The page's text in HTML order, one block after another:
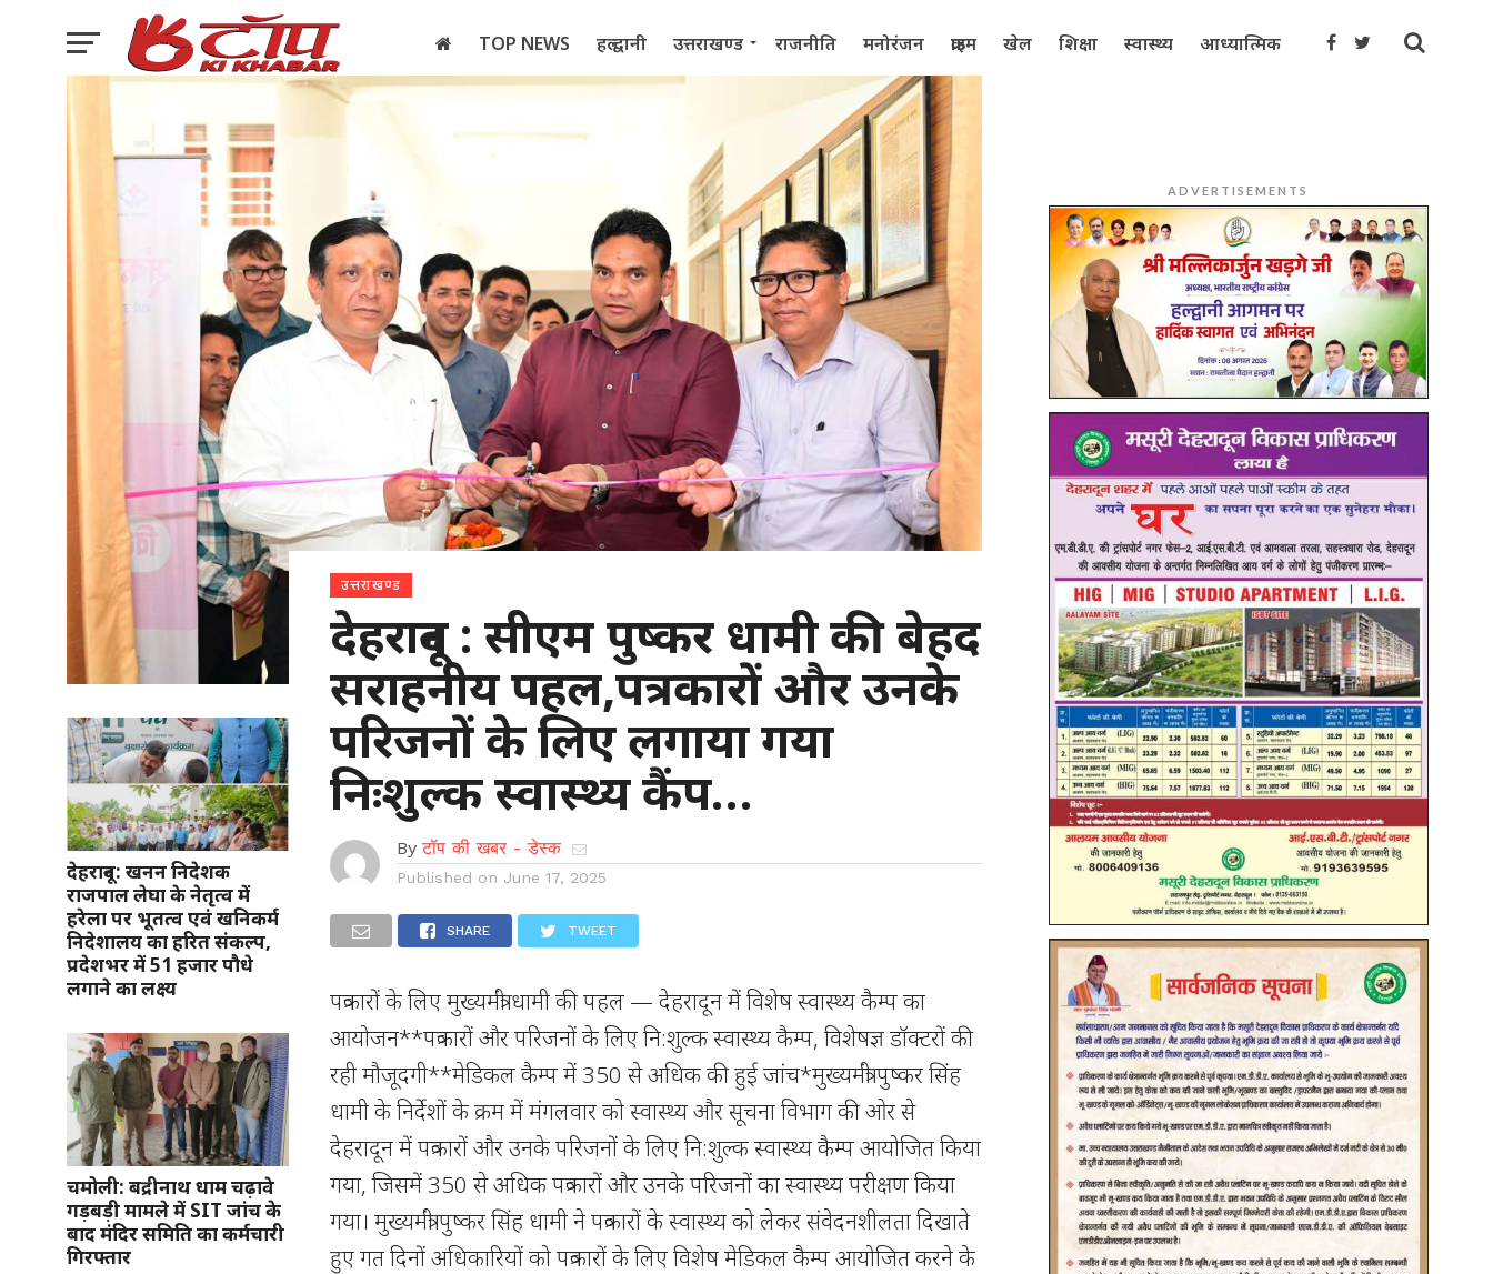
TOP NEWS हल्द्वानी उत्तराखण्ड राजनीति मनोरंजन क्राइम खेल शिक्षा स्वास्थ्य आध्यात्मिक
देहरादून: खनन निदेशक
राजपाल लेघा के नेतृत्व में
हरेला पर भूतत्व एवं खनिकर्म
निदेशालय का हरित संकल्प,
प्रदेशभर में 51 हजार पौधे
लगाने का लक्ष्य
चमोली: बद्रीनाथ धाम चढ़ावे
गड़बड़ी मामले में SIT जांच के
बाद मंदिर समिति का कर्मचारी
गिरफ्तार
उत्तराखण्ड
देहरादून : सीएम पुष्कर धामी की बेहद
सराहनीय पहल,पत्रकारों और उनके
परिजनों के लिए लगाया गया
निःशुल्क स्वास्थ्य कैंप…
By टॉप की खबर - डेस्क
Published on June 17, 2025
SHARE TWEET
पत्रकारों के लिए मुख्यमंत्री धामी की पहल — देहरादून में विशेष स्वास्थ्य कैम्प का
आयोजन**पत्रकारों और परिजनों के लिए नि:शुल्क स्वास्थ्य कैम्प, विशेषज्ञ डॉक्टरों की
रही मौजूदगी**मेडिकल कैम्प में 350 से अधिक की हुई जांच*मुख्यमंत्री पुष्कर सिंह
धामी के निर्देशों के क्रम में मंगलवार को स्वास्थ्य और सूचना विभाग की ओर से
देहरादून में पत्रकारों और उनके परिजनों के लिए नि:शुल्क स्वास्थ्य कैम्प आयोजित किया
गया, जिसमें 350 से अधिक पत्रकारों और उनके परिजनों का स्वास्थ्य परीक्षण किया
गया। मुख्यमंत्री पुष्कर सिंह धामी ने पत्रकारों के स्वास्थ्य को लेकर संवेदनशीलता दिखाते
हुए गत दिनों अधिकारियों को पत्रकारों के लिए विशेष मेडिकल कैम्प आयोजित करने के
ADVERTISEMENTS